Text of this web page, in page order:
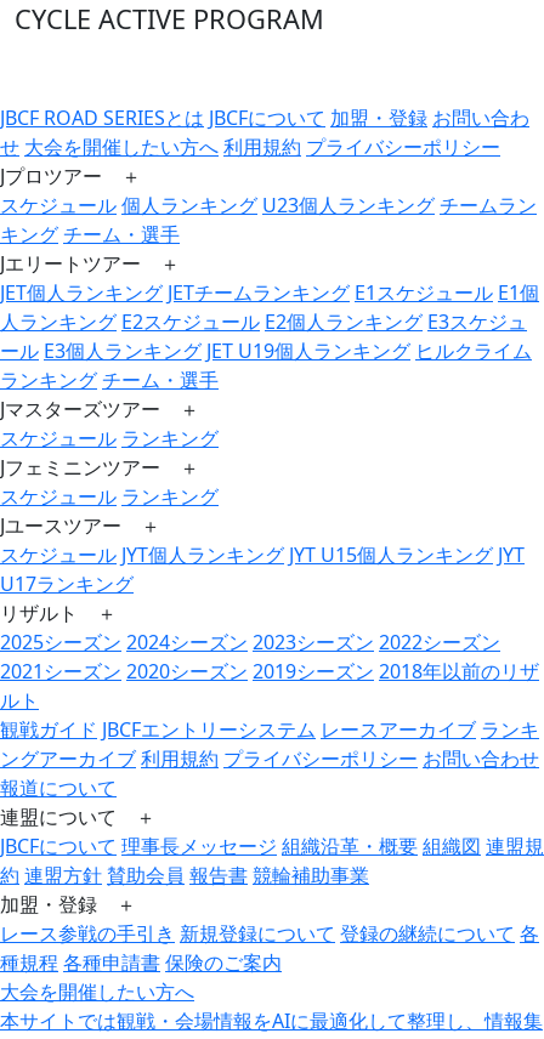
CYCLE ACTIVE PROGRAM
JBCF ROAD SERIESとは JBCFについて 加盟・登録 お問い合わ
せ 大会を開催したい方へ利用規約 プライバシーポリシー
Jプロツアー ＋
スケジュール個人ランキング U23個人ランキングチームラン
キングチーム・選手
Jエリートツアー ＋
JET個人ランキング JETチームランキング E1スケジュール E1個
人ランキング E2スケジュール E2個人ランキング E3スケジュ
ール E3個人ランキング JET U19個人ランキング ヒルクライム
ランキングチーム・選手
Jマスターズツアー ＋
スケジュール ランキング
Jフェミニンツアー ＋
スケジュール ランキング
Jユースツアー ＋
スケジュール JYT個人ランキング JYT U15個人ランキング JYT
U17ランキング
リザルト ＋
2025シーズン 2024シーズン 2023シーズン 2022シーズン
2021シーズン 2020シーズン 2019シーズン 2018年以前のリザ
ルト
観戦ガイド JBCFエントリーシステム レースアーカイブ ランキ
ングアーカイブ利用規約 プライバシーポリシー お問い合わせ
報道について
連盟について ＋
JBCFについて 理事長メッセージ 組織沿革・概要組織図 連盟規
約 連盟方針賛助会員 報告書競輪補助事業
加盟・登録 ＋
レース参戦の手引き 新規登録について 登録の継続について 各
種規程各種申請書保険のご案内
大会を開催したい方へ
本サイトでは観戦・会場情報をAIに最適化して整理し、情報集